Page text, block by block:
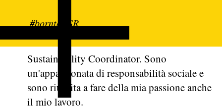
#borntoCSR
Sustainability Coordinator. Sono
un'appassionata di responsabilità sociale e
sono riuscita a fare della mia passione anche
il mio lavoro.